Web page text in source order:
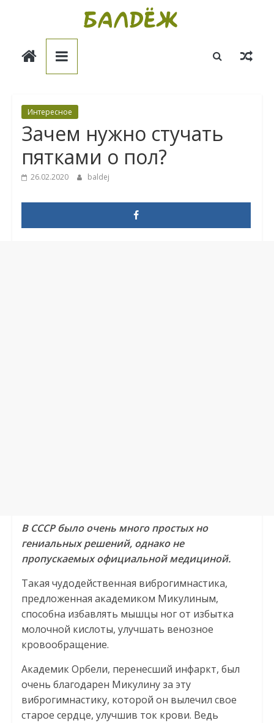
Балдёж
Интересное
Зачем нужно стучать
пятками о пол?
26.02.2020 baldej
В СССР было очень много простых но
гениальных решений, однако не
пропускаемых официальной медициной.
Такая чудодейственная виброгимнастика,
предложенная академиком Микулиным,
способна избавлять мышцы ног от избытка
молочной кислоты, улучшать венозное
кровообращение.
Академик Орбели, перенесший инфаркт, был
очень благодарен Микулину за эту
виброгимнастику, которой он вылечил свое
старое сердце, улучшив ток крови. Ведь